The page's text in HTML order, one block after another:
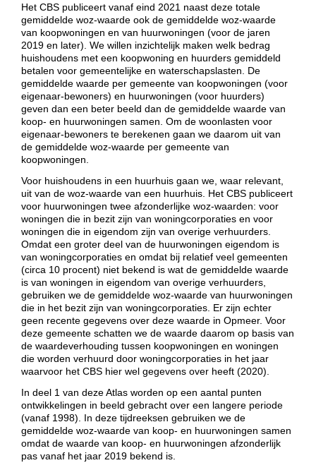
Het CBS publiceert vanaf eind 2021 naast deze totale
gemiddelde woz-waarde ook de gemiddelde woz-waarde
van koopwoningen en van huurwoningen (voor de jaren
2019 en later). We willen inzichtelijk maken welk bedrag
huishoudens met een koopwoning en huurders gemiddeld
betalen voor gemeentelijke en waterschapslasten. De
gemiddelde waarde per gemeente van koopwoningen (voor
eigenaar-bewoners) en huurwoningen (voor huurders)
geven dan een beter beeld dan de gemiddelde waarde van
koop- en huurwoningen samen. Om de woonlasten voor
eigenaar-bewoners te berekenen gaan we daarom uit van
de gemiddelde woz-waarde per gemeente van
koopwoningen.
Voor huishoudens in een huurhuis gaan we, waar relevant,
uit van de woz-waarde van een huurhuis. Het CBS publiceert
voor huurwoningen twee afzonderlijke woz-waarden: voor
woningen die in bezit zijn van woningcorporaties en voor
woningen die in eigendom zijn van overige verhuurders.
Omdat een groter deel van de huurwoningen eigendom is
van woningcorporaties en omdat bij relatief veel gemeenten
(circa 10 procent) niet bekend is wat de gemiddelde waarde
is van woningen in eigendom van overige verhuurders,
gebruiken we de gemiddelde woz-waarde van huurwoningen
die in het bezit zijn van woningcorporaties. Er zijn echter
geen recente gegevens over deze waarde in Opmeer. Voor
deze gemeente schatten we de waarde daarom op basis van
de waardeverhouding tussen koopwoningen en woningen
die worden verhuurd door woningcorporaties in het jaar
waarvoor het CBS hier wel gegevens over heeft (2020).
In deel 1 van deze Atlas worden op een aantal punten
ontwikkelingen in beeld gebracht over een langere periode
(vanaf 1998). In deze tijdreeksen gebruiken we de
gemiddelde woz-waarde van koop- en huurwoningen samen
omdat de waarde van koop- en huurwoningen afzonderlijk
pas vanaf het jaar 2019 bekend is.